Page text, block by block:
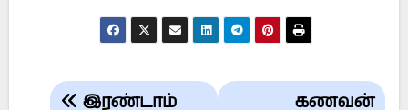
Post
கணவன்
இரண்டாம்